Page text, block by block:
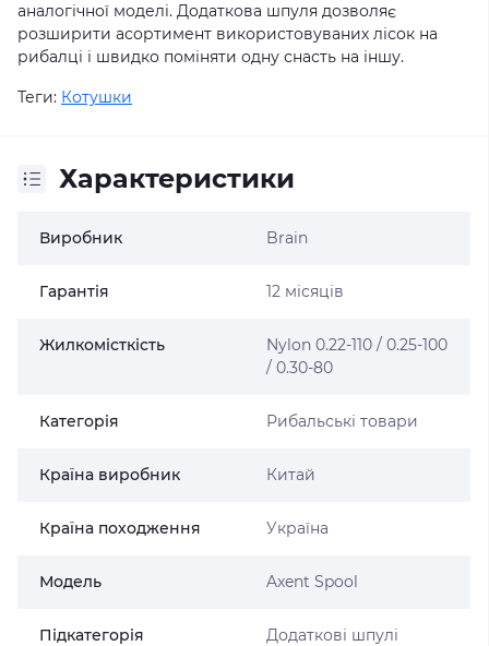
аналогічної моделі. Додаткова шпуля дозволяє
розширити асортимент використовуваних лісок на
рибалці і швидко поміняти одну снасть на іншу.
Теги: Котушки
Характеристики
Виробник Brain
Гарантія 12 місяців
Жилкомісткість
Nylon 0.22-110 / 0.25-100
/ 0.30-80
Категорія Рибальські товари
Країна виробник Китай
Країна походження Україна
Модель Axent Spool
Підкатегорія Додаткові шпулі